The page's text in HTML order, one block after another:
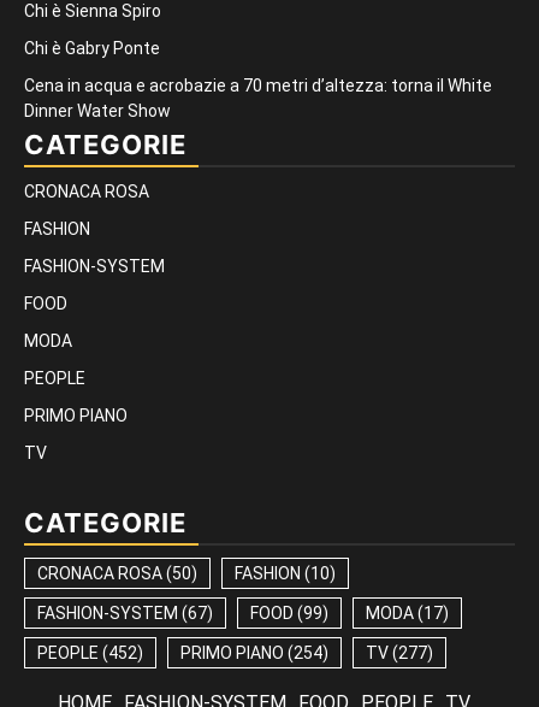
Chi è Sienna Spiro
Chi è Gabry Ponte
Cena in acqua e acrobazie a 70 metri d’altezza: torna il White
Dinner Water Show
CATEGORIE
CRONACA ROSA
FASHION
FASHION-SYSTEM
FOOD
MODA
PEOPLE
PRIMO PIANO
TV
CATEGORIE
CRONACA ROSA(50) FASHION (10)
FASHION-SYSTEM (67) FOOD (99) MODA(17)
PEOPLE (452) PRIMO PIANO (254) TV(277)